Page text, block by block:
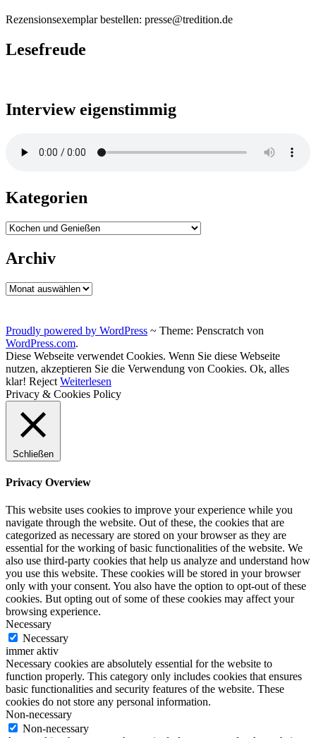
Rezensionsexemplar bestellen: presse@tredition.de
Lesefreude
Interview eigenstimmig
Kategorien
Kategorien
Archiv
Archiv
Proudly powered by WordPress ~ Theme: Penscratch von
WordPress.com.
Diese Webseite verwendet Cookies. Wenn Sie diese Webseite
nutzen, akzeptieren Sie die Verwendung von Cookies. Ok, alles
klar! Reject Weiterlesen
Privacy & Cookies Policy
Schließen
Privacy Overview
This website uses cookies to improve your experience while you
navigate through the website. Out of these, the cookies that are
categorized as necessary are stored on your browser as they are
essential for the working of basic functionalities of the website. We
also use third-party cookies that help us analyze and understand how
you use this website. These cookies will be stored in your browser
only with your consent. You also have the option to opt-out of these
cookies. But opting out of some of these cookies may affect your
browsing experience.
Necessary
Necessary
immer aktiv
Necessary cookies are absolutely essential for the website to
function properly. This category only includes cookies that ensures
basic functionalities and security features of the website. These
cookies do not store any personal information.
Non-necessary
Non-necessary